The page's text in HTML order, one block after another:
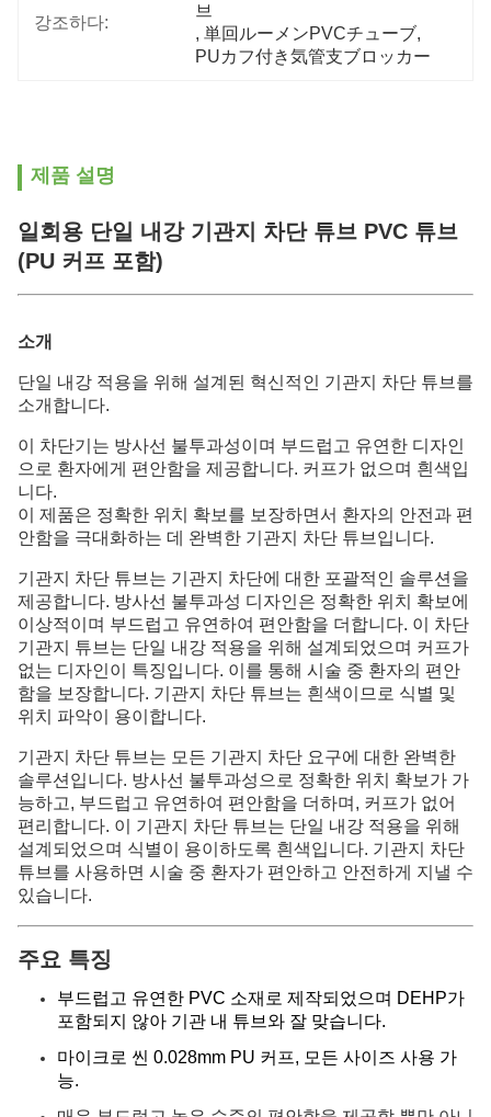
강조하다:
브
, 単回ルーメンPVCチューブ,
PUカフ付き気管支ブロッカー
제품 설명
일회용 단일 내강 기관지 차단 튜브 PVC 튜브
(PU 커프 포함)
소개
단일 내강 적용을 위해 설계된 혁신적인 기관지 차단 튜브를
소개합니다.
이 차단기는 방사선 불투과성이며 부드럽고 유연한 디자인
으로 환자에게 편안함을 제공합니다. 커프가 없으며 흰색입
니다.
이 제품은 정확한 위치 확보를 보장하면서 환자의 안전과 편
안함을 극대화하는 데 완벽한 기관지 차단 튜브입니다.
기관지 차단 튜브는 기관지 차단에 대한 포괄적인 솔루션을
제공합니다. 방사선 불투과성 디자인은 정확한 위치 확보에
이상적이며 부드럽고 유연하여 편안함을 더합니다. 이 차단
기관지 튜브는 단일 내강 적용을 위해 설계되었으며 커프가
없는 디자인이 특징입니다. 이를 통해 시술 중 환자의 편안
함을 보장합니다. 기관지 차단 튜브는 흰색이므로 식별 및
위치 파악이 용이합니다.
기관지 차단 튜브는 모든 기관지 차단 요구에 대한 완벽한
솔루션입니다. 방사선 불투과성으로 정확한 위치 확보가 가
능하고, 부드럽고 유연하여 편안함을 더하며, 커프가 없어
편리합니다. 이 기관지 차단 튜브는 단일 내강 적용을 위해
설계되었으며 식별이 용이하도록 흰색입니다. 기관지 차단
튜브를 사용하면 시술 중 환자가 편안하고 안전하게 지낼 수
있습니다.
주요 특징
부드럽고 유연한 PVC 소재로 제작되었으며 DEHP가
포함되지 않아 기관 내 튜브와 잘 맞습니다.
마이크로 씬 0.028mm PU 커프, 모든 사이즈 사용 가
능.